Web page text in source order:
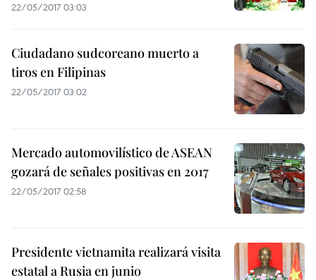
22/05/2017 03:03
Ciudadano sudcoreano muerto a
tiros en Filipinas
22/05/2017 03:02
Mercado automovilístico de ASEAN
gozará de señales positivas en 2017
22/05/2017 02:58
Presidente vietnamita realizará visita
estatal a Rusia en junio